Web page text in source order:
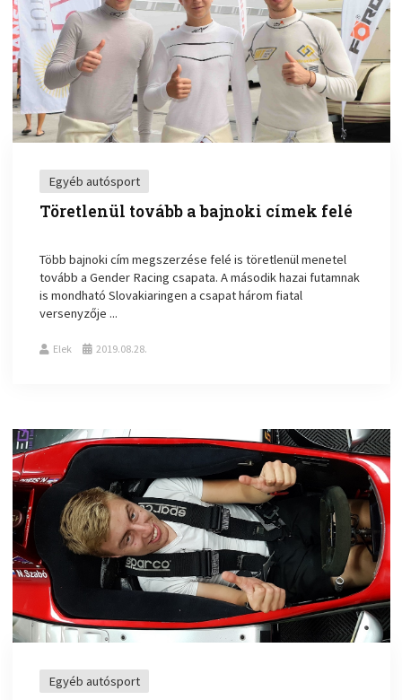
Egyéb autósport
Töretlenül tovább a bajnoki címek felé
Több bajnoki cím megszerzése felé is töretlenül menetel
tovább a Gender Racing csapata. A második hazai futamnak
is mondható Slovakiaringen a csapat három fiatal
versenyzője ...
Elek 2019.08.28.
Egyéb autósport